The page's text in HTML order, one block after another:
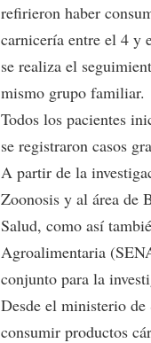
refirieron haber
carnicería entre el 4 y
se realiza el
mismo grupo familiar.
Todos los pacientes
se registraron casos
A partir de la
Zoonosis y al área de
Salud, como así
Agroalimentaria
conjunto para la
Desde el ministerio
consumir productos